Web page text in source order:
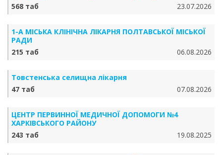
568 таб
23.07.2026
1-А МІСЬКА КЛІНІЧНА ЛІКАРНЯ ПОЛТАВСЬКОЇ МІСЬКОЇ
РАДИ
215 таб
06.08.2026
Товстенська селищна лікарня
47 таб
07.08.2026
ЦЕНТР ПЕРВИННОЇ МЕДИЧНОЇ ДОПОМОГИ №4
ХАРКІВСЬКОГО РАЙОНУ
243 таб
19.08.2025